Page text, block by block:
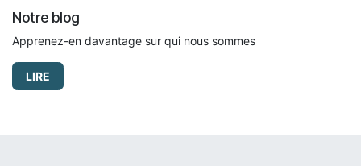
Notre blog
Apprenez-en davantage sur qui nous sommes
LIRE